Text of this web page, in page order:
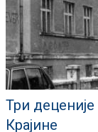
Три
Крајине